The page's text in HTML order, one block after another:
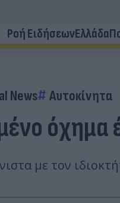
Ροή ΕιδήσεωνΕλλάδα
News Αυτοκίνητα
με τον